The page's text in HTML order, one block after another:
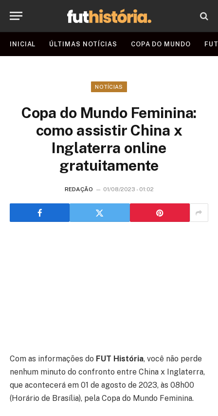
INICIAL ÚLTIMAS NOTÍCIAS COPA DO MUNDO
NOTÍCIAS
Copa do Mundo Feminina:
como assistir China x
Inglaterra online
gratuitamente
REDAÇÃO 01/08/2023 - 01:02
Com as informações do FUT História, você não perde
nenhum minuto do confronto entre China x Inglaterra,
que acontecerá em 01 de agosto de 2023, às 08h00
(Horário de Brasília), pela Copa do Mundo Feminina.